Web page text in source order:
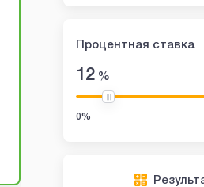
Процентная ставка
12 %
0%